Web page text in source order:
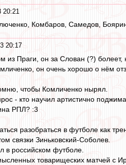
20:21
Комбаров, Самедов,
20:17
из Праги, он за Слован (?) болеет,
он очень хорошо о нём
чтобы Комличенко нырял.
- кто научил артистично
РПЛ? :3
разобраться в футболе как
связки Зиньковский-Соболев.
в российском футболе.
товарищеских матчей с